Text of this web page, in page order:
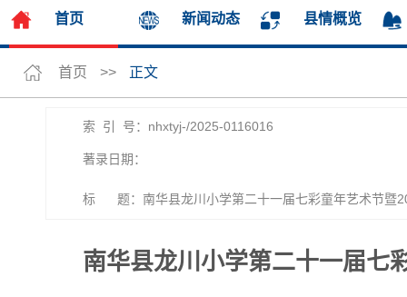
首页 新闻动态 县情概览
首页 >> 正文
索 引 号：nhxtyj-/2025-0116016
著录日期：
标 题：南华县龙川小学第二十一届七彩童年艺术节暨
南华县龙川小学第二十一届七